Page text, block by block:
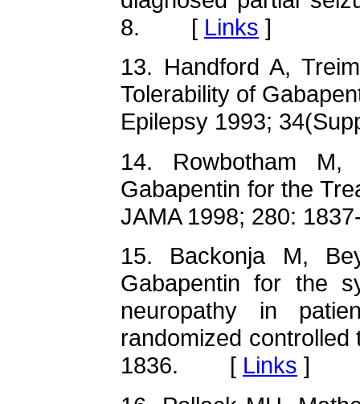
8. [ Links ]
13. Handford A,
Tolerability of
Epilepsy 1993;
14. Rowbotham
Gabapentin for the
JAMA 1998; 280:
15. Backonja M,
Gabapentin for the
neuropathy in
randomized
1836. [ Links ]